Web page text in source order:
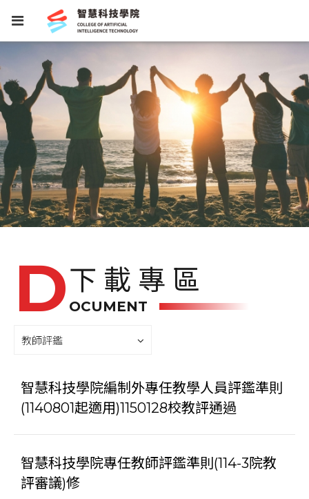
下載專區
OCUMENT
智慧科技學院編制外專任教學人員評鑑準則
(1140801起適用)1150128校教評通過
智慧科技學院專任教師評鑑準則(114-3院教
評審議)修
教師評鑑